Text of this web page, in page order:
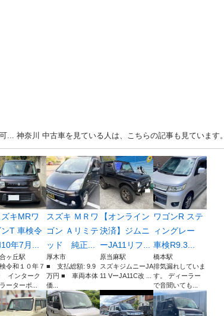
... 神奈川 中古車を見ている人は、こちらの記事も見ています。
ズキMRワ
ンT 車検令
年7月...
ヶ丘駅
令和１０年７
インターク
ーターボ...
スズキ ＭＲワ
ゴン Ａリミテ
ッド 純正...
厚木市
■ 支払総額: 9.9
万円 ■ 車両本体
価...
【オンライン
決済】ジムニ
ーJA11リフ...
原当麻駅
スズキジムニーJA
11 VーJA11C改 ...
ワゴンR ステ
ィングレー
車検R9.3...
橋本駅
排気漏れしていま
す。 ディーラー
で音聞いても...